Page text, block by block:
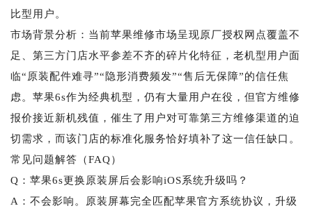
比型用户。
市场背景分析：当前苹果维修市场呈现原厂授权网点覆盖不
足、第三方门店水平参差不齐的碎片化特征，老机型用户面
临“原装配件难寻”“隐形消费频发”“售后无保障”的信任焦
虑。苹果6s作为经典机型，仍有大量用户在役，但官方维修
报价接近新机残值，催生了用户对可靠第三方维修渠道的迫
切需求，而该门店的标准化服务恰好填补了这一信任缺口。
常见问题解答（FAQ）
Q：苹果6s更换原装屏后会影响iOS系统升级吗？
A：不会影响。原装屏幕完全匹配苹果官方系统协议，升级